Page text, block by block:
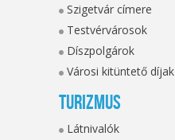
Szigetvár címere
Testvérvárosok
Díszpolgárok
Városi kitüntető díjak
Turizmus
Látnivalók